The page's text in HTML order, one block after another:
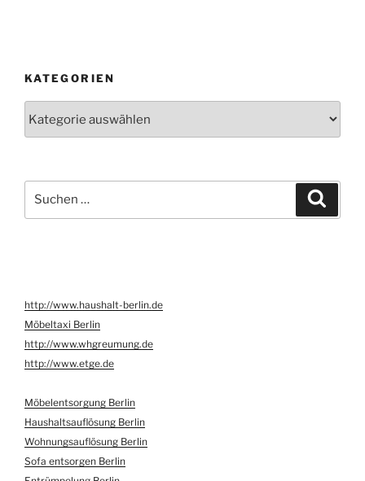
KATEGORIEN
nach:
http://www.haushalt-berlin.de
Möbeltaxi Berlin
http://www.whgreumung.de
http://www.etge.de
Möbelentsorgung Berlin
Haushaltsauflösung Berlin
Wohnungsauflösung Berlin
Sofa entsorgen Berlin